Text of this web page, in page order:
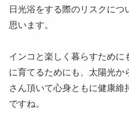
日光浴をする際のリスクにつ
思います。
インコと楽しく暮らすために
に育てるためにも、太陽光か
さん頂いて心身ともに健康維
ですね。